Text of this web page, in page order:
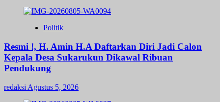
Politik
Resmi !, H. Amin H.A Daftarkan Diri Jadi Calon
Kepala Desa Sukarukun Dikawal Ribuan
Pendukung
redaksi Agustus 5, 2026